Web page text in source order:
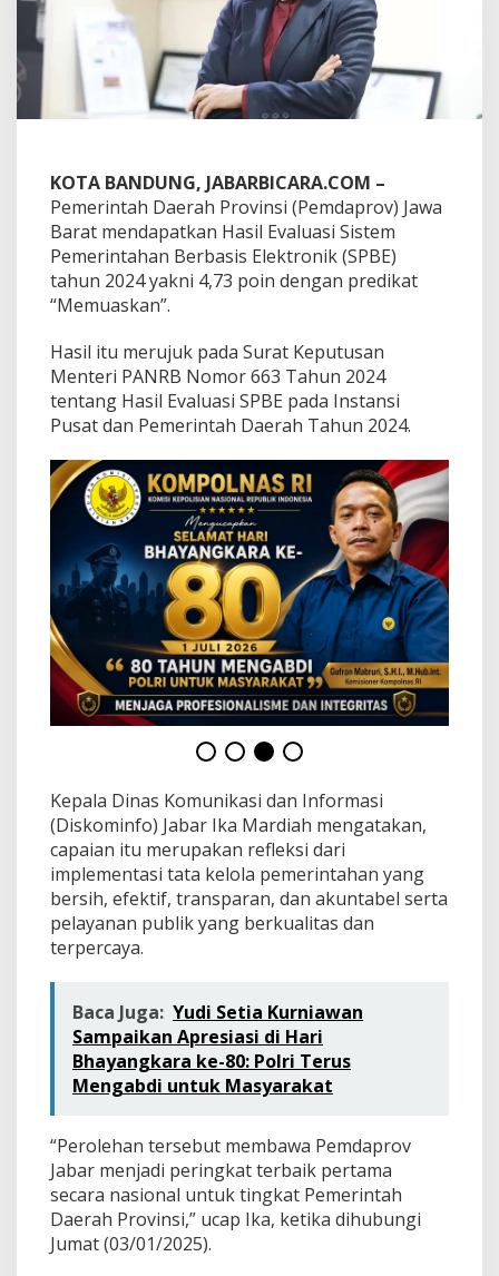
a
I
n
d
s
S
P
B
E
4
3
,
P
r
e
i
k
a
t
“
M
e
m
u
a
s
k
a
n
”
KOTA BANDUNG, JABARBICARA.COM –
Pemerintah Daerah Provinsi (Pemdaprov) Jawa
Barat mendapatkan Hasil Evaluasi Sistem
Pemerintahan Berbasis Elektronik (SPBE)
tahun 2024 yakni 4,73 poin dengan predikat
“Memuaskan”.
Hasil itu merujuk pada Surat Keputusan
Menteri PANRB Nomor 663 Tahun 2024
tentang Hasil Evaluasi SPBE pada Instansi
Pusat dan Pemerintah Daerah Tahun 2024.
Kepala Dinas Komunikasi dan Informasi
(Diskominfo) Jabar Ika Mardiah mengatakan,
capaian itu merupakan refleksi dari
implementasi tata kelola pemerintahan yang
bersih, efektif, transparan, dan akuntabel serta
pelayanan publik yang berkualitas dan
terpercaya.
Baca Juga: Yudi Setia Kurniawan
Sampaikan Apresiasi di Hari
Bhayangkara ke-80: Polri Terus
Mengabdi untuk Masyarakat
“Perolehan tersebut membawa Pemdaprov
Jabar menjadi peringkat terbaik pertama
secara nasional untuk tingkat Pemerintah
Daerah Provinsi,” ucap Ika, ketika dihubungi
Jumat (03/01/2025).